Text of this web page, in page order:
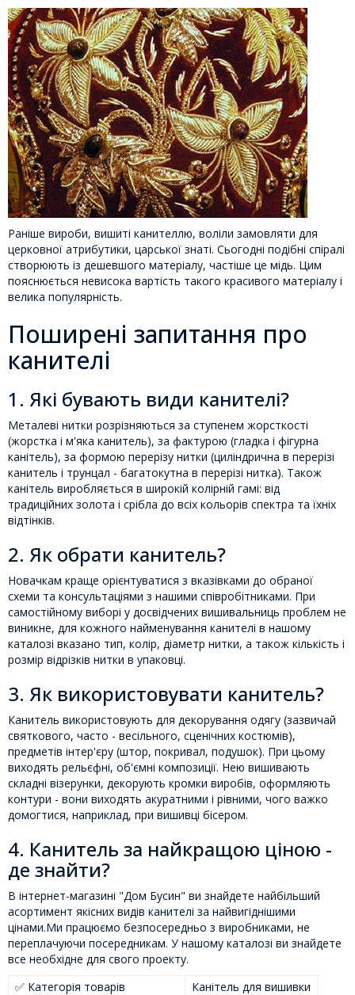
Раніше вироби, вишиті канителлю, воліли замовляти для
церковної атрибутики, царської знаті. Сьогодні подібні спіралі
створюють із дешевшого матеріалу, частіше це мідь. Цим
пояснюється невисока вартість такого красивого матеріалу і
велика популярність.
Поширені запитання про
канителі
1. Які бувають види канителі?
Металеві нитки розрізняються за ступенем жорсткості
(жорстка і м'яка канитель), за фактурою (гладка і фігурна
канітель), за формою перерізу нитки (циліндрична в перерізі
канитель і трунцал - багатокутна в перерізі нитка). Також
канітель виробляється в широкій колірній гамі: від
традиційних золота і срібла до всіх кольорів спектра та їхніх
відтінків.
2. Як обрати канитель?
Новачкам краще орієнтуватися з вказівками до обраної
схеми та консультаціями з нашими співробітниками. При
самостійному виборі у досвідчених вишивальниць проблем не
виникне, для кожного найменування канителі в нашому
каталозі вказано тип, колір, діаметр нитки, а також кількість і
розмір відрізків нитки в упаковці.
3. Як використовувати канитель?
Канитель використовують для декорування одягу (зазвичай
святкового, часто - весільного, сценічних костюмів),
предметів інтер'єру (штор, покривал, подушок). При цьому
виходять рельєфні, об'ємні композиції. Нею вишивають
складні візерунки, декорують кромки виробів, оформляють
контури - вони виходять акуратними і рівними, чого важко
домогтися, наприклад, при вишивці бісером.
4. Канитель за найкращою ціною -
де знайти?
В інтернет-магазині "Дом Бусин" ви знайдете найбільший
асортимент якісних видів канителі за найвигіднішими
цінами.Ми працюємо безпосередньо з виробниками, не
переплачуючи посередникам. У нашому каталозі ви знайдете
все необхідне для свого проекту.
✅ Категорія товарів
Канітель для вишивки